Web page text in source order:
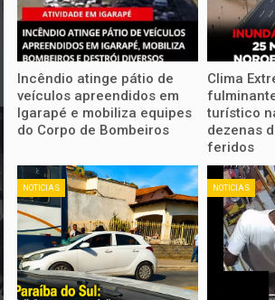
Incêndio atinge pátio de
veículos apreendidos em
Igarapé e mobiliza equipes
do Corpo de Bombeiros
Clima
turístico
dezenas
feridos
NOTICIAS NOTICIAS